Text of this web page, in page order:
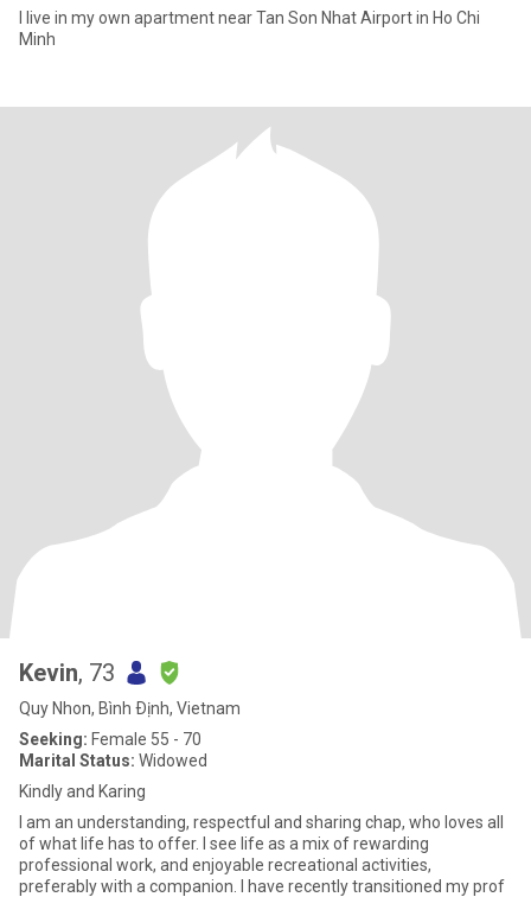
I live in my own apartment near Tan Son Nhat Airport in Ho Chi
Minh
Kevin, 73
Quy Nhon, Bình Ðịnh, Vietnam
Seeking: Female 55 - 70
Marital Status: Widowed
Kindly and Karing
of what life has to offer. I see life as a mix of rewarding
professional work, and enjoyable recreational activities,
preferably with a companion. I have recently transitioned my prof